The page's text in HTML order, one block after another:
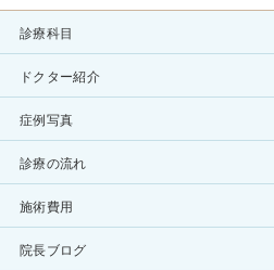
診療科目
ドクター紹介
症例写真
診療の流れ
施術費用
院長ブログ